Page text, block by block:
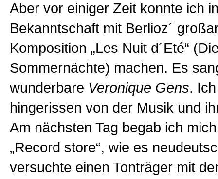
Aber vor einiger Zeit konnte ich
Bekanntschaft mit Berlioz´
Komposition „Les Nuit d´Eté“
Sommernächte) machen. Es
wunderbare Veronique Gens.
hingerissen von der Musik und
Am nächsten Tag begab ich
„Record store“, wie es
versuchte einen Tonträger mit